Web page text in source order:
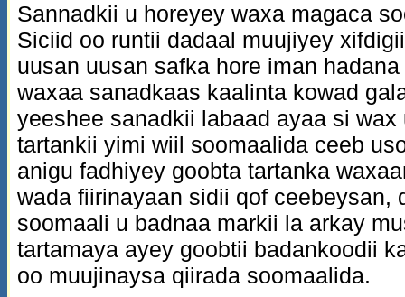
Sannadkii u horeyey waxa magaca
Siciid oo runtii dadaal muujiyey
uusan uusan safka hore iman
waxaa sanadkaas kaalinta kowad
yeeshee sanadkii labaad ayaa si
tartankii yimi wiil soomaalida ceeb
anigu fadhiyey goobta tartanka
wada fiirinayaan sidii qof ceebeysan,
soomaali u badnaa markii la arkay
tartamaya ayey goobtii badankoodii
oo muujinaysa qiirada soomaalida.